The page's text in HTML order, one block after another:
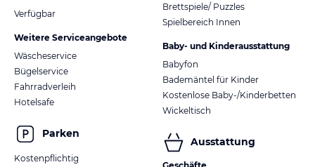
Verfügbar
Weitere Serviceangebote
Wäscheservice
Bügelservice
Fahrradverleih
Hotelsafe
Parken
Kostenpflichtig
Brettspiele/ Puzzles
Spielbereich Innen
Baby- und Kinderausstattung
Babyfon
Bademäntel für Kinder
Kostenlose Baby-/Kinderbetten
Wickeltisch
Ausstattung